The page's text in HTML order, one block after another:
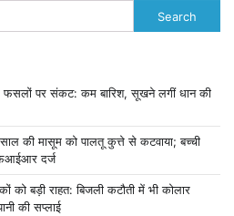
Search
पर संकट: कम बारिश, सूखने लगीं धान की
की मासूम को पालतू कुत्ते से कटवाया; बच्ची
दर्ज
को बड़ी राहत: बिजली कटौती में भी कोलार
की सप्लाई